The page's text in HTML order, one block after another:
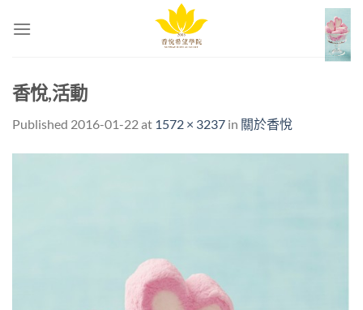
香悅,活動
Published 2016-01-22at 1572 × 3237 in 關於香悅